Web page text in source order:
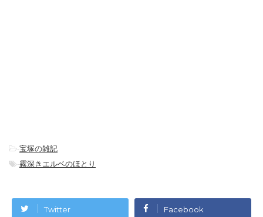
-宝塚の雑記
-霧深きエルベのほとり
Twitter Facebook